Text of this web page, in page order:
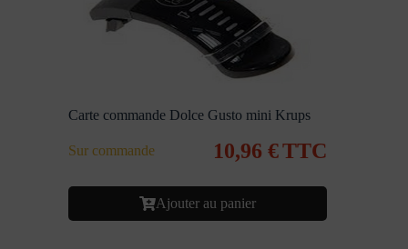
Carte commande Dolce Gusto mini Krups
Sur commande 10,96 €TTC
Ajouter au panier